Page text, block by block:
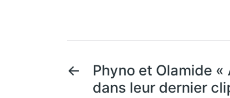
←
Phyno et Olamide
dans leur dernier